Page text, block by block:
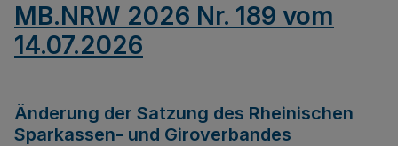
MB.NRW 2026 Nr. 189 vom
14.07.2026
Änderung der Satzung des Rheinischen
Sparkassen- und Giroverbandes